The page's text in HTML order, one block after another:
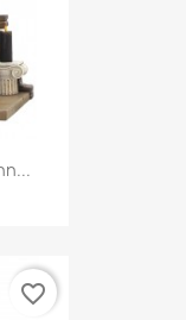
favorite_border